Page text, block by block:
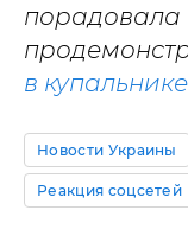
порадовала
в
Новости Украины
Реакция соцсетей